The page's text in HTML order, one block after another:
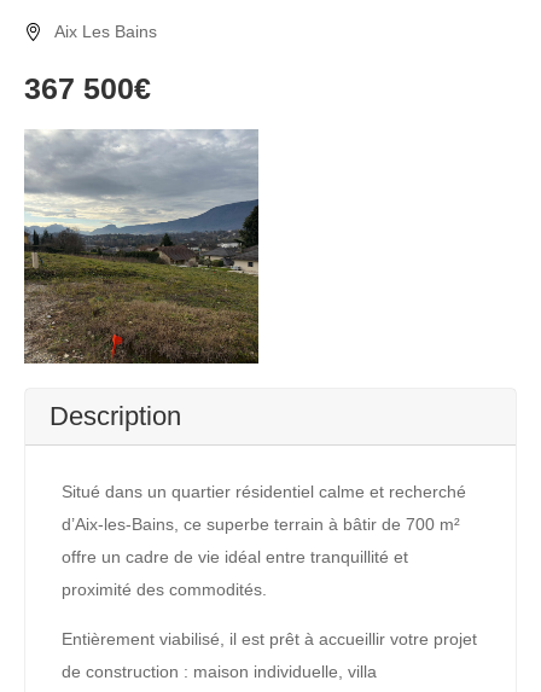
Aix Les Bains
367 500€
Description
Situé dans un quartier résidentiel calme et recherché
d’Aix-les-Bains, ce superbe terrain à bâtir de 700 m²
offre un cadre de vie idéal entre tranquillité et
proximité des commodités.
Entièrement viabilisé, il est prêt à accueillir votre projet
de construction : maison individuelle, villa